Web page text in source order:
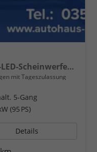
Selection Klimaautomatik Voll-LED-Scheinwerfer Tempomat
mit Tageszulassung
5-Gang
(95 PS)
Details